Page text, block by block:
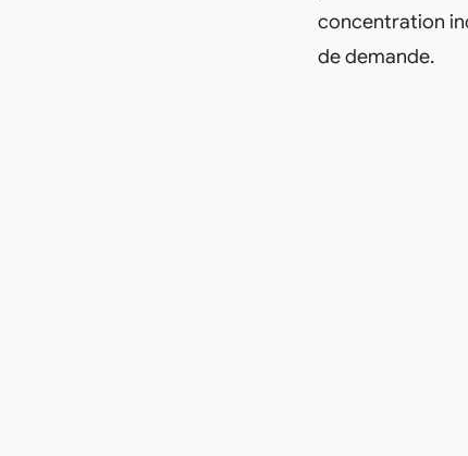
concentration
de demande.